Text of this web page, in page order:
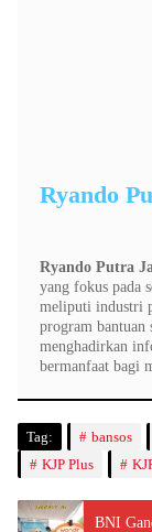
Ryando
Ryando Putra
yang fokus pada
meliputi industri
program bantuan
menghadirkan
bermanfaat bagi
Tag: bansos
KJP Plus
BNI